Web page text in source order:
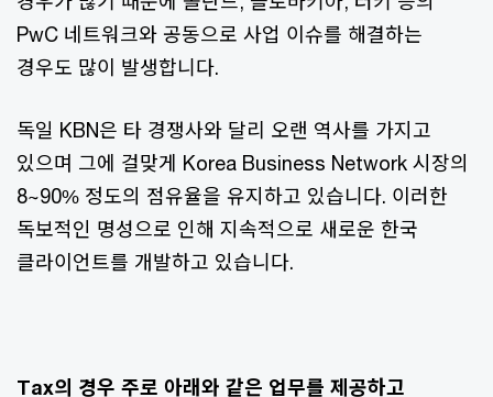
PwC 네트워크와 공동으로 사업 이슈를 해결하는
경우도 많이 발생합니다.
독일 KBN은 타 경쟁사와 달리 오랜 역사를 가지고
있으며 그에 걸맞게 Korea Business Network 시장의
8~90% 정도의 점유율을 유지하고 있습니다. 이러한
독보적인 명성으로 인해 지속적으로 새로운 한국
클라이언트를 개발하고 있습니다.
Tax의 경우 주로 아래와 같은 업무를 제공하고